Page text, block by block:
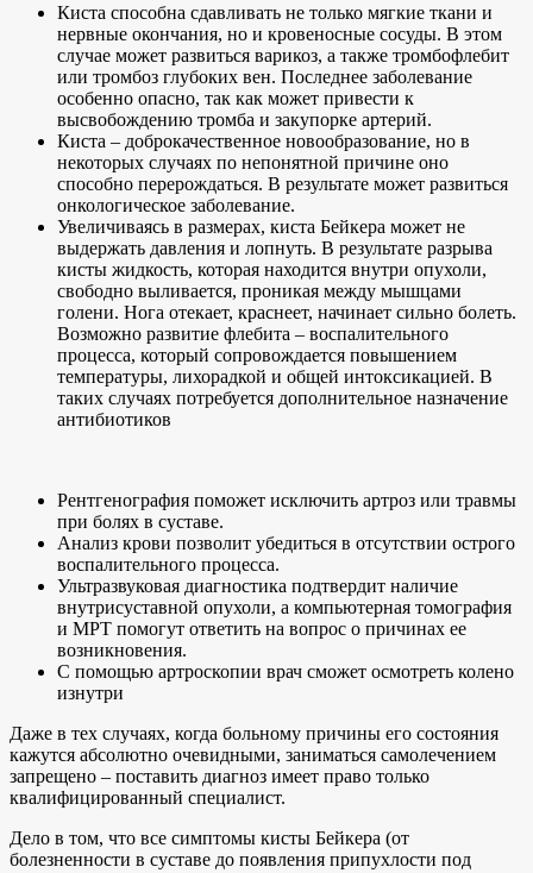
Киста способна сдавливать не только мягкие ткани и
нервные окончания, но и кровеносные сосуды. В этом
случае может развиться варикоз, а также тромбофлебит
или тромбоз глубоких вен. Последнее заболевание
особенно опасно, так как может привести к
высвобождению тромба и закупорке артерий.
Киста – доброкачественное новообразование, но в
некоторых случаях по непонятной причине оно
способно перерождаться. В результате может развиться
онкологическое заболевание.
Увеличиваясь в размерах, киста Бейкера может не
выдержать давления и лопнуть. В результате разрыва
кисты жидкость, которая находится внутри опухоли,
свободно выливается, проникая между мышцами
голени. Нога отекает, краснеет, начинает сильно болеть.
Возможно развитие флебита – воспалительного
процесса, который сопровождается повышением
температуры, лихорадкой и общей интоксикацией. В
таких случаях потребуется дополнительное назначение
антибиотиков
Рентгенография поможет исключить артроз или травмы
при болях в суставе.
Анализ крови позволит убедиться в отсутствии острого
воспалительного процесса.
Ультразвуковая диагностика подтвердит наличие
внутрисуставной опухоли, а компьютерная томография
и МРТ помогут ответить на вопрос о причинах ее
возникновения.
С помощью артроскопии врач сможет осмотреть колено
изнутри
Даже в тех случаях, когда больному причины его состояния
кажутся абсолютно очевидными, заниматься самолечением
запрещено – поставить диагноз имеет право только
квалифицированный специалист.
Дело в том, что все симптомы кисты Бейкера (от
болезненности в суставе до появления припухлости под